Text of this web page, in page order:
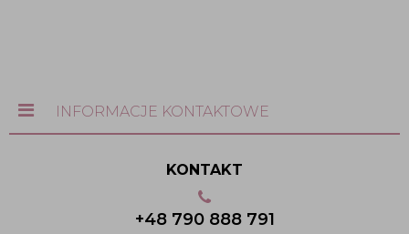
INFORMACJE KONTAKTOWE
KONTAKT
+48 790 888 791